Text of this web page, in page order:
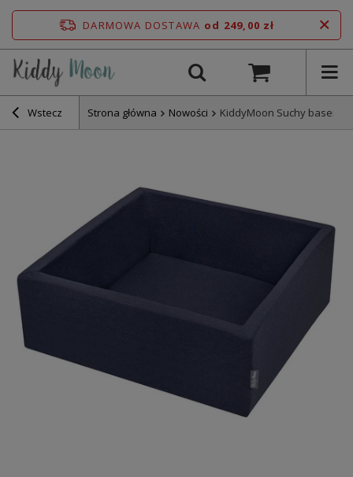
DARMOWA DOSTAWA od 249,00 zł
Wstecz Strona główna Nowości KiddyMoon Suchy basen